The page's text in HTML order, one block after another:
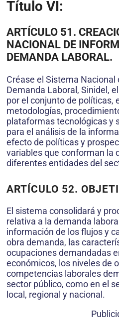
Título VI:
ARTÍCULO 51.
NACIONAL DE
DEMANDA LABORAL.
Créase el Sistema
Demanda Laboral, Sinidel,
por el conjunto de políticas,
metodologías,
plataformas tecnológicas y
para el análisis de la
efecto de políticas y
variables que conforman la
diferentes entidades del
ARTÍCULO 52.
El sistema consolidará y
relativa a la demanda
información de los flujos y
obra demanda, las
ocupaciones demandadas
económicos, los niveles de
competencias laborales
sector público, como en el
local, regional y nacional.